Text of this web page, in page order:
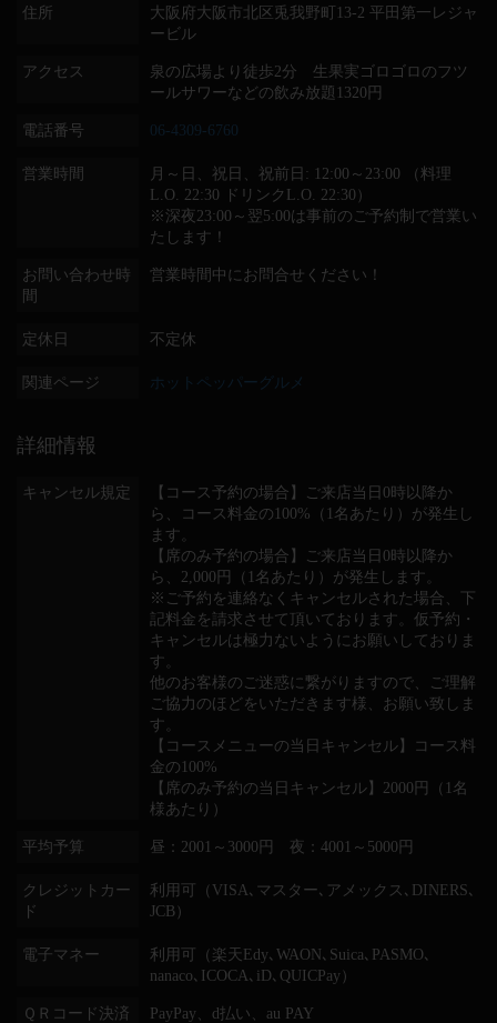
住所
大阪府大阪市北区兎我野町13-2 平田第一レジャ
ービル
アクセス
泉の広場より徒歩2分 生果実ゴロゴロのフツ
ールサワーなどの飲み放題1320円
電話番号 06-4309-6760
営業時間
月～日、祝日、祝前日: 12:00～23:00 （料理
L.O. 22:30 ドリンクL.O. 22:30）
※深夜23:00～翌5:00は事前のご予約制で営業い
たします！
お問い合わせ時
間
営業時間中にお問合せください！
定休日 不定休
関連ページ ホットペッパーグルメ
詳細情報
キャンセル規定
【コース予約の場合】ご来店当日0時以降か
ら、コース料金の100%（1名あたり）が発生し
ます。
【席のみ予約の場合】ご来店当日0時以降か
ら、2,000円（1名あたり）が発生します。
※ご予約を連絡なくキャンセルされた場合、下
記料金を請求させて頂いております。仮予約・
キャンセルは極力ないようにお願いしておりま
す。
他のお客様のご迷惑に繋がりますので、ご理解
ご協力のほどをいただきます様、お願い致しま
す。
【コースメニューの当日キャンセル】コース料
金の100%
【席のみ予約の当日キャンセル】2000円（1名
様あたり）
平均予算 昼：2001～3000円 夜：4001～5000円
クレジットカー
ド
利用可（VISA､マスター､アメックス､DINERS､
JCB）
電子マネー
利用可（楽天Edy､WAON､Suica､PASMO､
nanaco､ICOCA､iD､QUICPay）
ＱＲコード決済 PayPay、d払い、au PAY